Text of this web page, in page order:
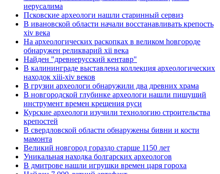
иерусалима
Псковские археологи нашли старинный сервиз
В ивановской области начали восстанавливать крепость
xiv века
Hа археологических раскопках в великом hовгороде
обнаружен реликварий xii века
Найден "древнерусский кентавр"
В калининграде выставлена коллекция археологических
находок xiii-xiv веков
В грузии археологи обнаружили два древних храма
В новгородской глубинке археологи нашли пишущий
инструмент времен крещения руси
Курские археологи изучили технологию строительства
крепостей
В свердловской области обнаружены бивни и кости
мамонта
Великий новгород гораздо старше 1150 лет
Уникальная находка болгарских археологов
В дмитрове нашли игрушки времен царя гороха